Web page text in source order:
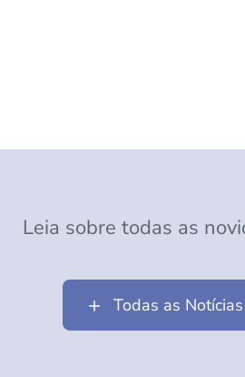
Leia sobre todas as
Todas as Notícias